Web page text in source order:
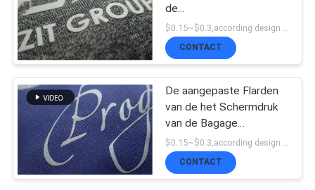
de
Functiedouane/Etiketten
van de Doekkleding
CONTACT
De aangepaste Flarden
van de het Schermdruk
van de Bagage
Antisublimatie
CONTACT